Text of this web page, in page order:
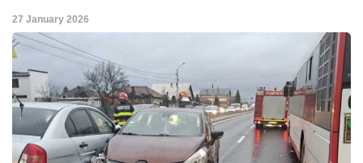
27 January 2026